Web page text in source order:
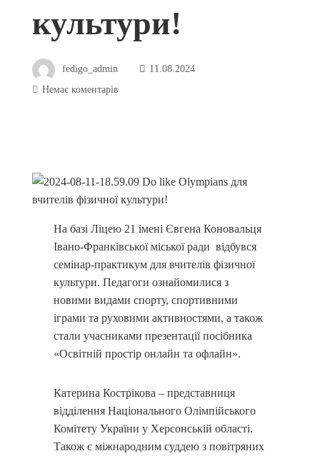
культури!
fedigo_admin
11.08.2024
Немає коментарів
На базі Ліцею 21 імені Євгена Коновальця
Івано-Франківської міської ради відбувся
семінар-практикум для вчителів фізичної
культури. Педагоги ознайомилися з
новими видами спорту, спортивними
іграми та руховими активностями, а також
стали учасниками презентації посібника
«Освітній простір онлайн та офлайн».
Катерина Кострікова – представниця
відділення Національного Олімпійського
Комітету України у Херсонській області.
Також є міжнародним суддею з повітряних